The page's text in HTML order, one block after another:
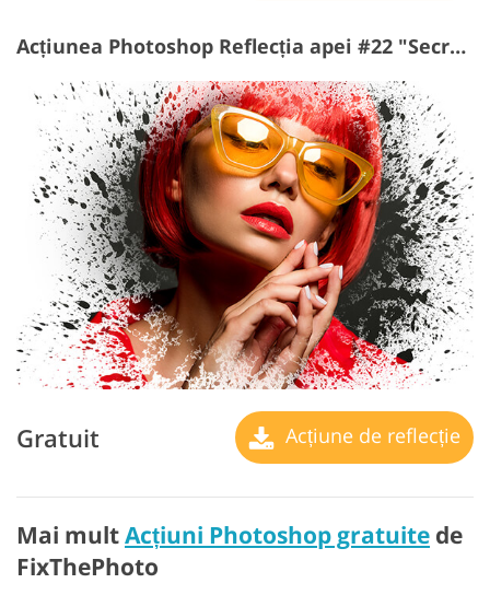
Acțiunea Photoshop Reflecția apei #22 "Secret Dreams"
Gratuit Acțiune de reflecție
Mai multAcțiuni Photoshop gratuite de
FixThePhoto